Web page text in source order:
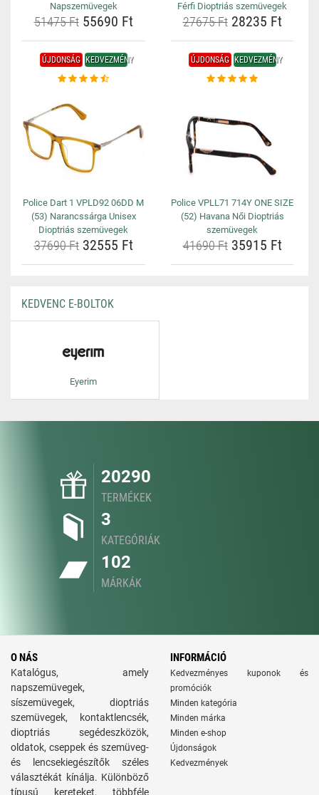
Napszemüvegek
51475 Ft55690 Ft
Férfi Dioptriás szemüvegek
27675 Ft28235 Ft
ÚJDONSÁG KEDVEZMÉNY
Police Dart 1 VPLD92 06DD M
(53) Narancssárga Unisex
Dioptriás szemüvegek
37690 Ft32555 Ft
ÚJDONSÁG KEDVEZMÉNY
Police VPLL71 714Y ONE SIZE
(52) Havana Női Dioptriás
szemüvegek
41690 Ft35915 Ft
KEDVENC E-BOLTOK
Eyerim
20290
TERMÉKEK
3
KATEGÓRIÁK
102
MÁRKÁK
O NÁS
Katalógus, amely
napszemüvegek,
síszemüvegek, dioptriás
szemüvegek, kontaktlencsék,
dioptriás segédeszközök,
oldatok, cseppek és szemüveg-
és lencsekiegészítők széles
választékát kínálja. Különböző
típusú kereteket, többféle
INFORMÁCIÓ
Kedvezményes kuponok és
promóciók
Minden kategória
Minden márka
Minden e-shop
Újdonságok
Kedvezmények